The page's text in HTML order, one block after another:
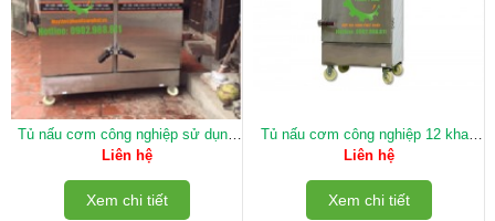
Tủ nấu cơm công nghiệp sử dụng
điện 24 khay (có bảng điện tử )
Liên hệ
Xem chi tiết
Tủ nấu cơm công nghiệp 12 khay
sử dụng điện
Liên hệ
Xem chi tiết